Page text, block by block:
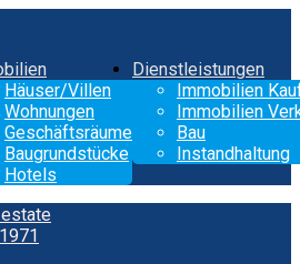
Häuser/Villen
Wohnungen
Geschäftsräume
Baugrundstücke
Hotels
Dienstleistungen
Immobilien
Immobilien
Bau
Instandhaltung